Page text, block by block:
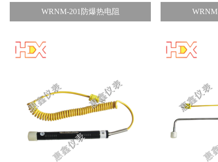
WRNM-201防爆热电阻